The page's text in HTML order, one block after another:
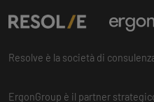
Resolve è la società di
ErgonGroup è il partner